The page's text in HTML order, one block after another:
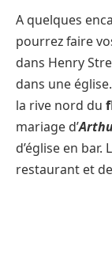
A quelques
pourrez faire
dans Henry
dans une
la rive nord du
mariage d’
d’église en
restaurant et